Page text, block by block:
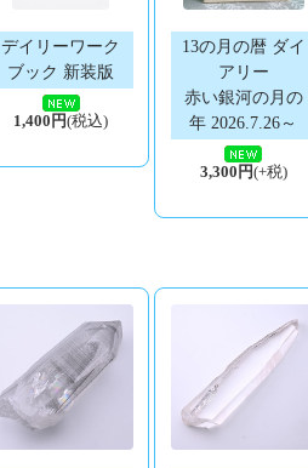
デイリーワーク
ブック 新装版
1,400円(税込)
13の月の暦 ダイ
アリー
赤い銀河の月の
年 2026.7.26～
3,300円(+税)